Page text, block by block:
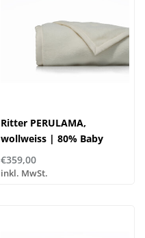
Ritter PERULAMA,
wollweiss | 80% Baby
Alpaka, 20% Schurwolle |
...verschiedene Größen
€359,00
inkl. MwSt.